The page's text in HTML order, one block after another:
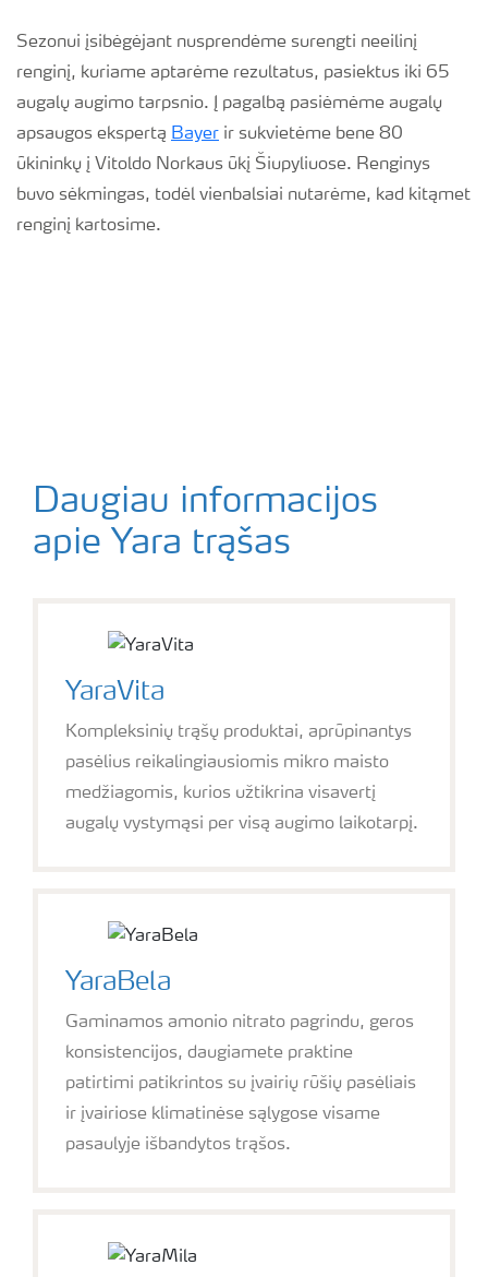
Sezonui įsibėgėjant nusprendėme surengti neeilinį
renginį, kuriame aptarėme rezultatus, pasiektus iki 65
augalų augimo tarpsnio. Į pagalbą pasiėmėme augalų
apsaugos ekspertą Bayer ir sukvietėme bene 80
ūkininkų į Vitoldo Norkaus ūkį Šiupyliuose. Renginys
buvo sėkmingas, todėl vienbalsiai nutarėme, kad kitąmet
renginį kartosime.
Daugiau informacijos
apie Yara trąšas
YaraVita
Kompleksinių trąšų produktai, aprūpinantys
pasėlius reikalingiausiomis mikro maisto
medžiagomis, kurios užtikrina visavertį
augalų vystymąsi per visą augimo laikotarpį.
YaraBela
Gaminamos amonio nitrato pagrindu, geros
konsistencijos, daugiamete praktine
patirtimi patikrintos su įvairių rūšių pasėliais
ir įvairiose klimatinėse sąlygose visame
pasaulyje išbandytos trąšos.